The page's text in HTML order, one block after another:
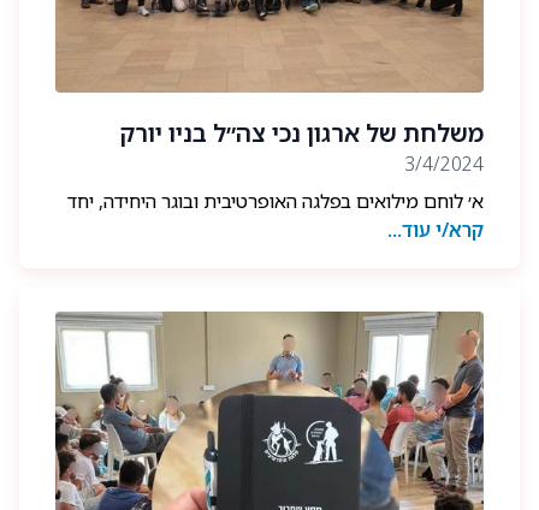
והחלמה מהירה; סמל נ׳, סמל ל׳, סמל ש׳ וסמל ש׳. אנחנו
איתכם לאורך כל הדרך בהחלמה. עם ציון 30 יום לנופלו,
את המסע אנו מקדישים לזכרו של סמל דויד ששון הי״ד,
אוהבים ומתגעגעים. אנו זוכרים ומוקירים את הגיבורים
על ארבע: סיטקה, ג׳וקי, צ׳יף, ריקו ובויילר.
משלחת של ארגון נכי צה״ל בניו יורק
3/4/2024
א׳ לוחם מילואים בפלגה האופרטיבית ובוגר היחידה, יחד
עם נ׳ לוחם בפלגת חנ״מ שנפצעו במהלך הלחימה, יצאו
קרא/י עוד...